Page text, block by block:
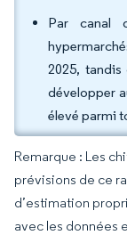
Par canal
2025,
développer
élevé parmi
Remarque : Les
prévisions de ce
d’estimation
avec les données